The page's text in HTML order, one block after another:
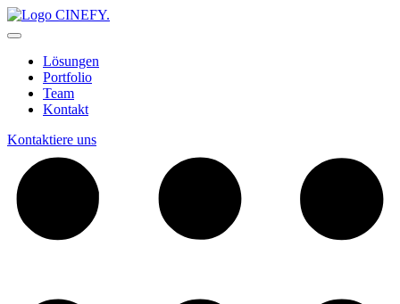
Lösungen
Portfolio
Team
Kontakt
Kontaktiere uns